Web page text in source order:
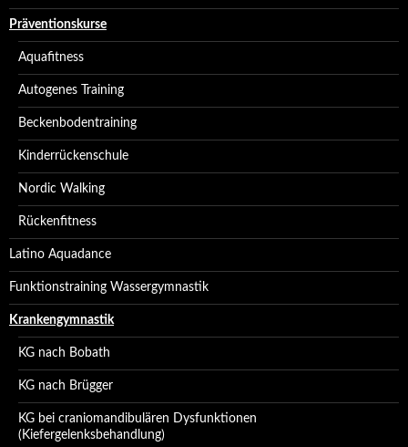
Präventionskurse
Aquafitness
Autogenes Training
Beckenbodentraining
Kinderrückenschule
Nordic Walking
Rückenfitness
Latino Aquadance
Funktionstraining Wassergymnastik
Krankengymnastik
KG nach Bobath
KG nach Brügger
KG bei craniomandibulären Dysfunktionen
(Kiefergelenksbehandlung)